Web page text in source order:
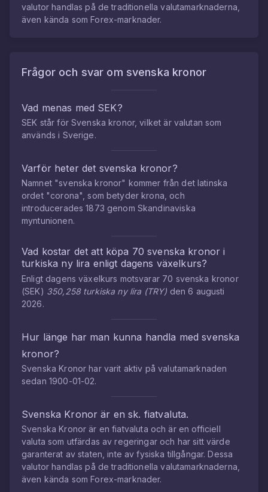
valutor handlas på de traditionella valutamarknaderna,
även kända som Forex-marknader.
Frågor och svar om svenska kronor
Vad menas med SEK?
SEK står för Svenska kronor, vilket är valutan som
används i Sverige.
Varför heter det svenska kronor?
Namnet "svenska kronor" kommer från det latinska
ordet "corona", som betyder krona, och
introducerades 1873 genom Skandinaviska
myntunionen.
Vad kostar det att köpa 70svenska kronor i
turkiska ny lira enligt dagens växelkurs?
Enligt dagens växelkurs motsvarar 70 svenska kronor
(SEK) 350,258 turkiska ny lira (TRY) den6 augusti
2026.
Hur länge har man kunna handla medsvenska
kronor?
Svenska Kronor har varit aktiv på valutamarknaden
sedan 1900-01-02.
Svenska Kronor är en sk. fiatvaluta.
Svenska Kronor är en fiatvaluta och är en officiell
valuta som utfärdas av regeringar och har sitt värde
garanterat av staten, inte av fysiska tillgångar. Dessa
valutor handlas på de traditionella valutamarknaderna,
även kända som Forex-marknader.